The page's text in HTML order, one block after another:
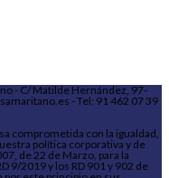
- C/ Matilde Hernández, 97-
- Tel: 91 462 07 39
comprometida con la igualdad,
política corporativa y de
de 22 de Marzo, para la
9/2019 y los RD 901 y 902 de